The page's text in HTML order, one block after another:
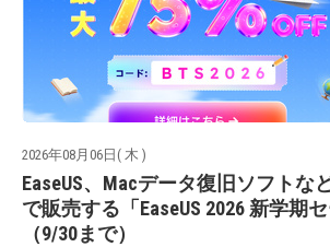
2026年08月06日( 木 )
EaseUS、Macデータ復旧ソフトな
で販売する「EaseUS 2026 新学期
（9/30まで）